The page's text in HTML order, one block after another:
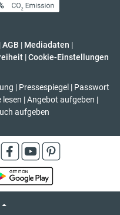
|AGB | Mediadaten |
| Cookie-Einstellungen
| Pressespiegel | Passwort
lesen | Angebot aufgeben |
aufgeben